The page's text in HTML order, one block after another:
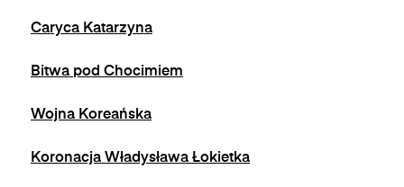
Caryca Katarzyna
Bitwa pod Chocimiem
Wojna Koreańska
Koronacja Władysława Łokietka